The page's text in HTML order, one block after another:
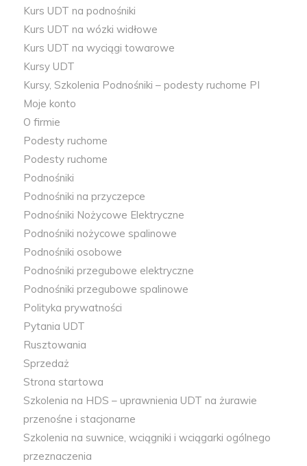
Kurs UDT na podnośniki
Kurs UDT na wózki widłowe
Kurs UDT na wyciągi towarowe
Kursy UDT
Kursy, Szkolenia Podnośniki – podesty ruchome PI
Moje konto
O firmie
Podesty ruchome
Podesty ruchome
Podnośniki
Podnośniki na przyczepce
Podnośniki Nożycowe Elektryczne
Podnośniki nożycowe spalinowe
Podnośniki osobowe
Podnośniki przegubowe elektryczne
Podnośniki przegubowe spalinowe
Polityka prywatności
Pytania UDT
Rusztowania
Sprzedaż
Strona startowa
Szkolenia na HDS – uprawnienia UDT na żurawie
przenośne i stacjonarne
Szkolenia na suwnice, wciągniki i wciągarki ogólnego
przeznaczenia